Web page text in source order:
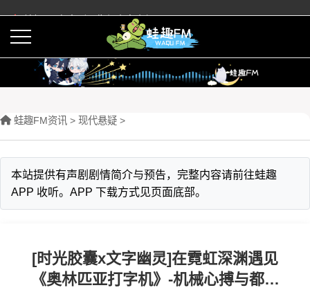
蛙趣FM有声剧预告与内容介绍
蛙趣FM资讯 > 现代悬疑 >
本站提供有声剧剧情简介与预告，完整内容请前往蛙趣
APP 收听。APP 下载方式见页面底部。
[时光胶囊x文字幽灵]在霓虹深渊遇见
《奥林匹亚打字机》-机械心搏与都市